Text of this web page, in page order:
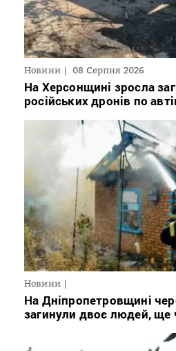
Новини 08 Серпня 2026
На Херсонщині зросла
російських дронів по
Новини
На Дніпропетровщині
загинули двоє людей, ще